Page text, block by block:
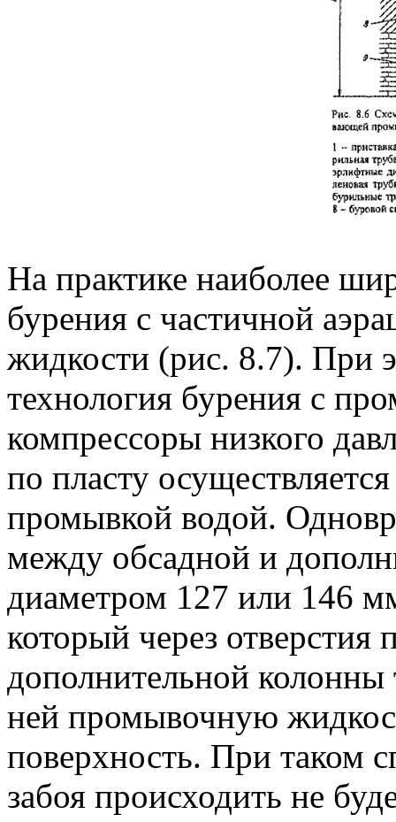
На практике наиболее
бурения с частичной
жидкости (рис. 8.7). При
технология бурения с
компрессоры низкого
по пласту
промывкой водой.
между обсадной и
диаметром 127 или 146
который через отверстия
дополнительной
ней промывочную
поверхность. При таком
забоя происходить не